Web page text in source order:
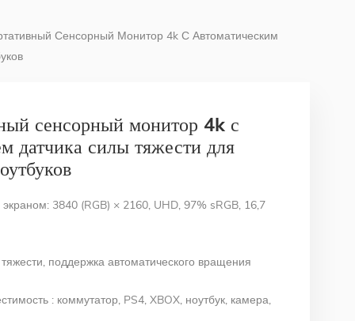
Сенсорный Монитор 4k С Автоматическим
сенсорный монитор 4k с
датчика силы тяжести для
3840 (RGB) × 2160, UHD, 97% sRGB, 16,7
поддержка автоматического вращения
: коммутатор, PS4, XBOX, ноутбук, камера,